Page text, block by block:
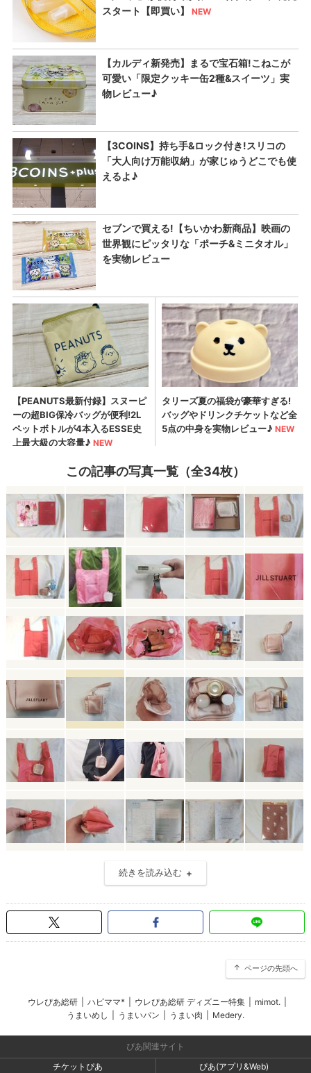
この記事の写真一覧（全34枚）
続きを読み込む
ページの先頭へ
ウレぴあ総研 ハピママ* ウレぴあ総研 ディズニー特集 mimot.
うまいめし
うまいパン うまい肉 Medery.
ぴあ関連サイト
チケットぴあ
ぴあ(アプリ&Web)